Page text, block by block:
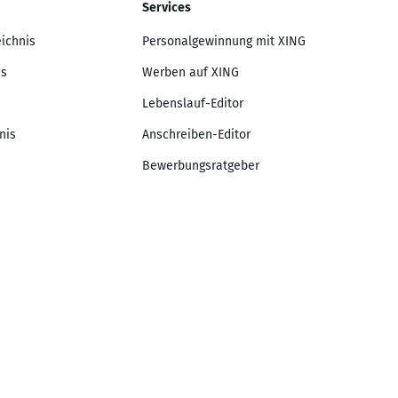
Services
Personalgewinnung mit XING
Werben auf XING
Lebenslauf-Editor
Anschreiben-Editor
Bewerbungsratgeber